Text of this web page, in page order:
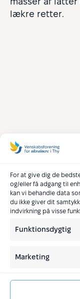
For at give dig de
og/eller få adgang til
kan vi behandle data
du ikke giver dit
indvirkning på visse
Funktionsdygtig
Marketing
lækre retter.
Copyright ©
Simsoft—